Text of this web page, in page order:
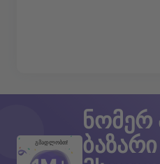
გმადლობთ! ბაზარი